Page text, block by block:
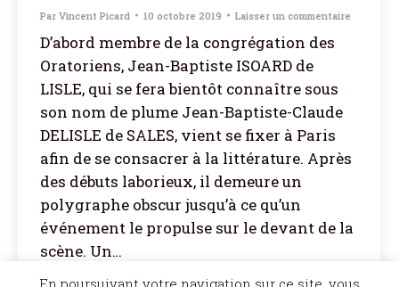
Par Vincent Picard 10 octobre 2019 Laisser un commentaire
D’abord membre de la congrégation des
Oratoriens, Jean-Baptiste ISOARD de
LISLE, qui se fera bientôt connaître sous
son nom de plume Jean-Baptiste-Claude
DELISLE de SALES, vient se fixer à Paris
afin de se consacrer à la littérature. Après
des débuts laborieux, il demeure un
polygraphe obscur jusqu’à ce qu’un
événement le propulse sur le devant de la
scène. Un…
En poursuivant votre navigation sur ce site, vous